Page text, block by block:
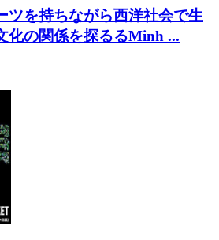
ツを持ちながら西洋社会で生
化の関係を探るるMinh ...